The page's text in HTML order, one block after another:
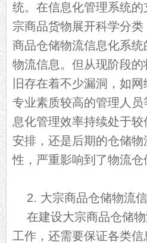
统。在信息化管理系统
宗商品货物展开科学分
商品仓储物流信息化系
物流信息。但从现阶段
旧存在着不少漏洞，如
专业素质较高的管理人
息化管理效率持续处于
安排，还是后期的仓储
性，严重影响到了物流
2. 大宗商品仓储物流
在建设大宗商品仓储
工作，还需要保证各类